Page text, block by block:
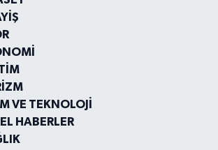
VE TEKNOLOJİ
HABERLER